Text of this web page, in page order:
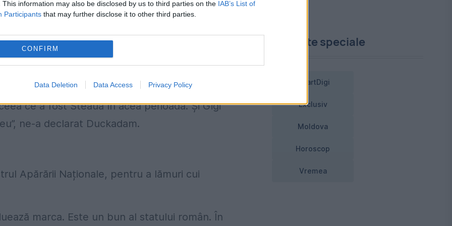
This information may also be disclosed by us to third parties on the IAB’s List of
Participants that may further disclose it to other third parties.
CONFIRM
Data Deletion Data Access Privacy Policy
FC Steaua și Clubul Sportiv al Armatei
trofeul de la Sevilla aparține entității
nu și palmaresul. Emblema nu este un trofeu.
ce a fost Steaua în acea perioadă. Și Gigi
ne-a declarat Duckadam.
Apărării Naționale, pentru a lămuri cui
marca. Este un bun al statului român. În
Proiecte speciale
SmartDigi
Exclusiv
Moldova
Horoscop
Vremea